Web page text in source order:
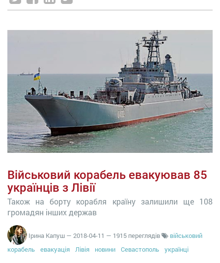
Військовий корабель евакуював 85
українців з Лівії
Також на борту корабля країну залишили ще 108
громадян інших держав
Ірина Капуш — 2018-04-11 — 1915 переглядів
військовий
корабель
евакуація Лівія новини Севастополь українці